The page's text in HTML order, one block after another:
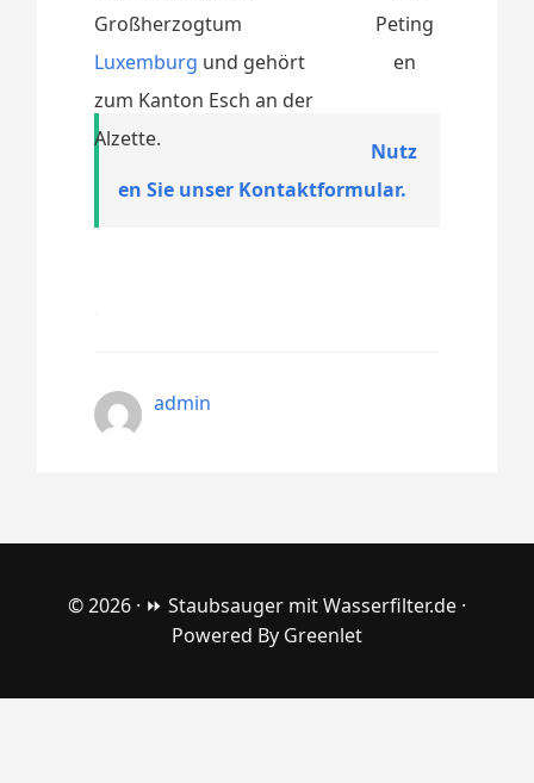
Großherzogtum
Luxemburg und gehört
zum Kanton Esch an der
Alzette.
Nutz
en Sie unser Kontaktformular.
admin
© 2026 · ⏩ Staubsauger mit Wasserfilter.de ·
Powered By Greenlet